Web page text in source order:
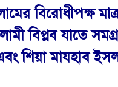
বিরোধীপক্ষ
বিপ্লব যাতে
শিয়া মাযহাব